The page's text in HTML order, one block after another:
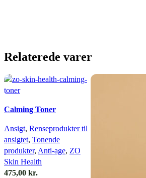
Relaterede varer
Calming Toner
Ansigt, Renseprodukter til
ansigtet, Tonende
produkter, Anti-age, ZO
Skin Health
475,00 kr.